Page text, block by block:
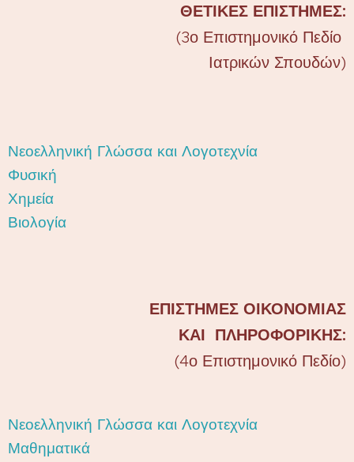
ΘΕΤΙΚΕΣ ΕΠΙΣΤΗΜΕΣ:
(3ο Επιστημονικό Πεδίο
Ιατρικών Σπουδών)
Νεοελληνική Γλώσσα και Λογοτεχνία
Φυσική
Χημεία
Βιολογία
ΕΠΙΣΤΗΜΕΣ ΟΙΚΟΝΟΜΙΑΣ
ΚΑΙ ΠΛΗΡΟΦΟΡΙΚΗΣ:
(4ο Επιστημονικό Πεδίο)
Νεοελληνική Γλώσσα και Λογοτεχνία
Μαθηματικά